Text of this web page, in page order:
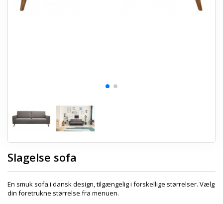
ENTREMØBLER
Slagelse sofa
En smuk sofa i dansk design, tilgængelig i forskellige størrelser. Vælg
din foretrukne størrelse fra menuen.